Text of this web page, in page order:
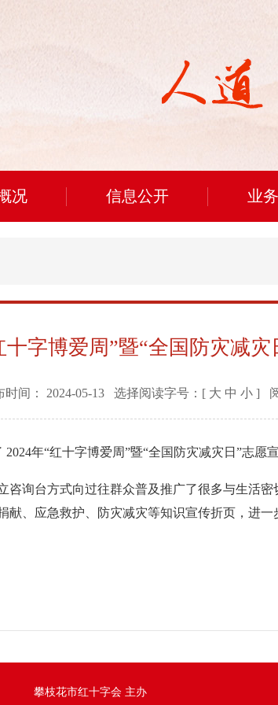
况 信息公开 业
字博爱周”暨“全国防灾减
间： 2024-05-13 选择阅读字号：[ 大 中 小 ]
年“红十字博爱周”暨“全国防灾减灾日”志愿宣
询台方式向过往群众普及推广了很多与生活密
、应急救护、防灾减灾等知识宣传折页，进
攀枝花市红十字会 主办